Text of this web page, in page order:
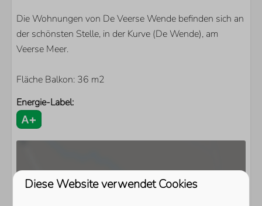
Die Wohnungen von De Veerse Wende befinden sich an
der schönsten Stelle, in der Kurve (De Wende), am
Veerse Meer.
Fläche Balkon: 36 m2
Energie-Label:
Diese Website verwendet Cookies